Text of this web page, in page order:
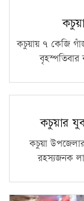
কচুয়ায় ৭ কেজি
কচুয়ার
কচুয়া
রহস্যজনক